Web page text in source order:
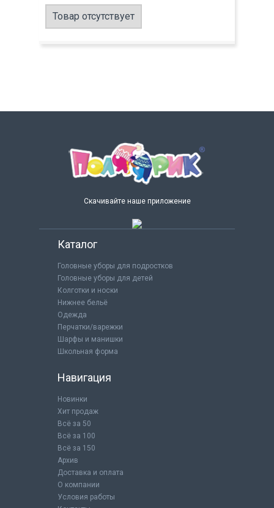
Товар отсутствует
Скачивайте наше приложение
Каталог
Головные уборы для подростков
Головные уборы для детей
Колготки и носки
Нижнее бельё
Одежда
Перчатки/варежки
Шарфы и манишки
Школьная форма
Навигация
Новинки
Хит продаж
Всё за 50
Всё за 100
Всё за 150
Архив
Доставка и оплата
О компании
Условия работы